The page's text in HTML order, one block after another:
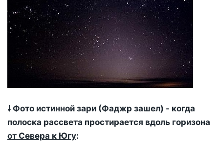
🠗 Фото истинной зари (Фаджр зашел) - когда
полоска рассвета простирается вдоль горизона
от Севера к Югу: